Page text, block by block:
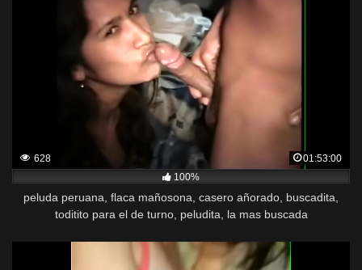
628
01:53:00
100%
peluda peruana, flaca mañosona, casero añorado, buscadita,
toditito para el de turno, peludita, la mas buscada